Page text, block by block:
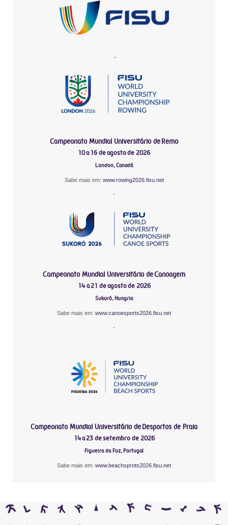
-
Campeonato Mundial Universitário de Remo
10 a 16 de agosto de 2026
London, Canadá
Sabe mais em: www.rowing2026.fisu.net
-
Campeonato Mundial Universitário de Canoagem
14 a 21 de agosto de 2026
Sukoró, Hungria
Sabe mais em: www.canoesports2026.fisu.net
-
Campeonato Mundial Universitário de Desportos de Praia
14 a 23 de setembro de 2026
Figueira da Foz, Portugal
Sabe mais em: www.beachsprots2026.fisu.net